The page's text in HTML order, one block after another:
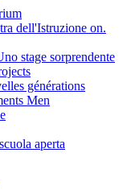
dell'Istruzione on.
stage sorprendente
générations
Men
aperta